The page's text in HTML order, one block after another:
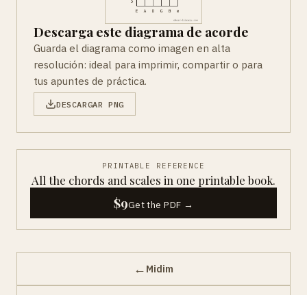
Descarga este diagrama de acorde
Guarda el diagrama como imagen en alta
resolución: ideal para imprimir, compartir o para
tus apuntes de práctica.
DESCARGAR PNG
PRINTABLE REFERENCE
All the chords and scales in one printable book.
$9Get the PDF →
← Midim